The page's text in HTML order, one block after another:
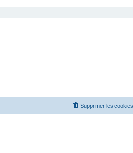
Supprimer les cookies